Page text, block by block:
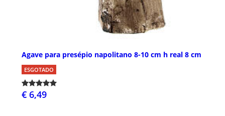
Agave para presépio napolitano 8-10 cm h real 8 cm
ESGOTADO
€ 6,49